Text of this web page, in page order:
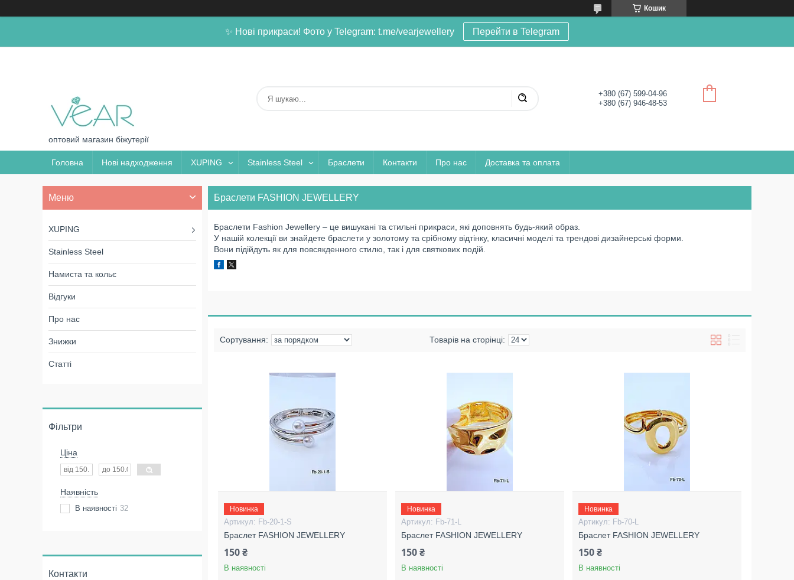
Кошик
✨ Нові прикраси! Фото у Telegram: t.me/vearjewellery Перейти в Telegram
оптовий магазин біжутерії
+380 (67) 599-04-96
+380 (67) 946-48-53
Головна Нові надходження XUPING Stainless Steel Браслети Контакти Про нас Доставка та оплата
Браслети FASHION JEWELLERY
Браслети Fashion Jewellery – це вишукані та стильні прикраси, які доповнять будь-який образ.
У нашій колекції ви знайдете браслети у золотому та срібному відтінку, класичні моделі та трендові дизайнерські форми.
Вони підійдуть як для повсякденного стилю, так і для святкових подій.
Новинка
Fb-20-1-S
Браслет FASHION JEWELLERY
150 ₴
В наявності
Новинка
Fb-71-L
Браслет FASHION JEWELLERY
150 ₴
В наявності
Новинка
Fb-70-L
Браслет FASHION JEWELLERY
150 ₴
В наявності
XUPING
Stainless Steel
Намиста та кольє
Відгуки
Про нас
Знижки
Статті
Фільтри
Ціна
Наявність
В наявності 32
Контакти